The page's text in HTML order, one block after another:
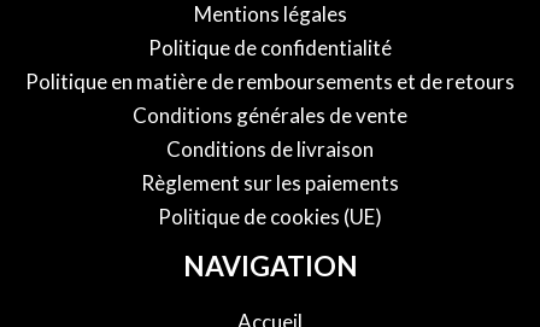
Mentions légales
Politique de confidentialité
Politique en matière de remboursements et de retours
Conditions générales de vente
Conditions de livraison
Règlement sur les paiements
Politique de cookies (UE)
NAVIGATION
Accueil